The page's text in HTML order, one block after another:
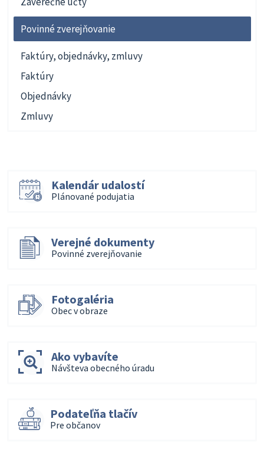
Povinné zverejňovanie
Faktúry, objednávky, zmluvy
Faktúry
Objednávky
Zmluvy
Kalendár udalostí
Plánované podujatia
Verejné dokumenty
Povinné zverejňovanie
Fotogaléria
Obec v obraze
Ako vybavíte
Návšteva obecného úradu
Podateľňa tlačív
Pre občanov